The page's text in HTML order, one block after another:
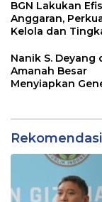
BGN Lakukan
Anggaran,
Kelola dan
Makan Bergizi
Nanik S. Deyang
Amanah Besar
Menyiapkan